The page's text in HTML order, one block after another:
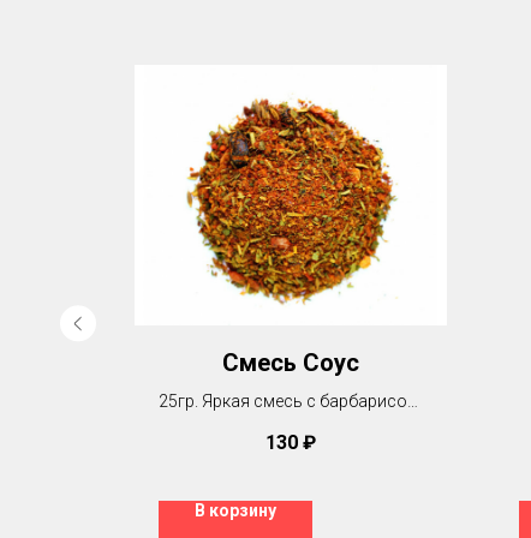
Смесь Соус
25гр. Яркая смесь с барбарисом.
130 ₽
В корзину